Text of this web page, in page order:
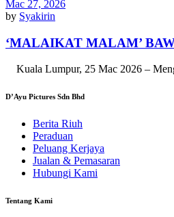
Mac 27, 2026
by Syakirin
‘MALAIKAT MALAM’
Kuala Lumpur, 25 Mac 2026 –
D’Ayu Pictures Sdn Bhd
Berita Riuh
Peraduan
Peluang Kerjaya
Jualan & Pemasaran
Hubungi Kami
Tentang Kami